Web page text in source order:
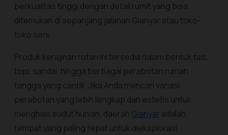
berkualitas tinggi dengan detail rumit yang bisa
ditemukan di sepanjang jalanan Gianyar atau toko-
toko seni.
Produk kerajinan rotan ini tersedia dalam bentuk tas,
topi, sandal, hingga berbagai perabotan rumah
tangga yang cantik. Jika Anda mencari variasi
perabotan yang lebih lengkap dan estetis untuk
menghias sudut hunian, daerah Gianyar adalah
tempat yang paling tepat untuk dieksplorasi.